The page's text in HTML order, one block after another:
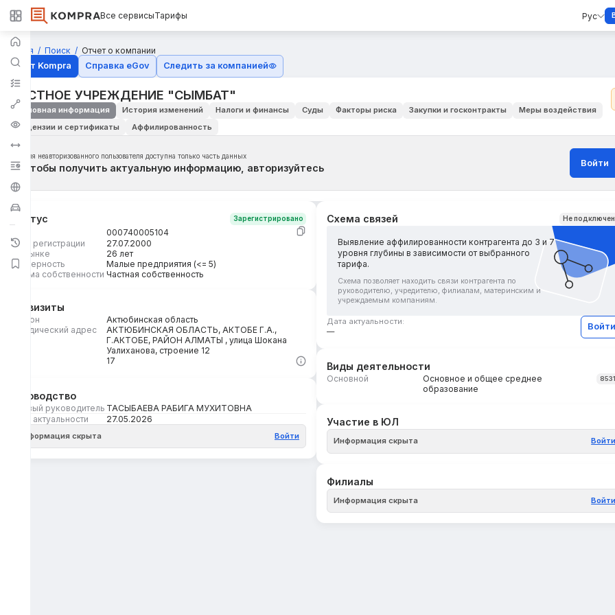
Все сервисыТарифы Рус
Главная Поиск
Отчет о компании
Отчёт Kompra
Справка eGov Следить за компанией
ЧАСТНОЕ УЧРЕЖДЕНИЕ "СЫМБАТ"
Основная информация История изменений Налоги и финансы Суды Факторы риска Закупки и госконтракты
Меры воздействия
Лицензии и сертификаты
Аффилированность
Для неавторизованного пользователя доступна только часть данных
Чтобы получить актуальную информацию, авторизуйтесь Войти
Статус Зарегистрировано
000740005104
Дата регистрации
27.07.2000
На рынке
26 лет
Размерность
Малые предприятия (<= 5)
Форма собственности Частная собственность
Реквизиты
Регион
Актюбинская область
Юридический адрес
АКТЮБИНСКАЯ ОБЛАСТЬ, АКТОБЕ Г.А.,
Г.АКТОБЕ, РАЙОН АЛМАТЫ , улица Шокана
Уалиханова, строение 12
17
Руководство
Первый руководитель ТАСЫБАЕВА РАБИГА МУХИТОВНА
Дата актуальности
27.05.2026
Информация скрыта Войти
Схема связей Не
Выявление аффилированности контрагента до 3 и 7
уровня глубины в зависимости от выбранного
тарифа.
Схема позволяет находить связи контрагента по
руководителю, учредителю, филиалам, материнским и
учреждаемым компаниям.
Дата актуальности:
—
Войти
Виды деятельности
Основной
Основное и общее среднее
образование
Участие в ЮЛ
Информация скрыта Войти
Филиалы
Информация скрыта Войти